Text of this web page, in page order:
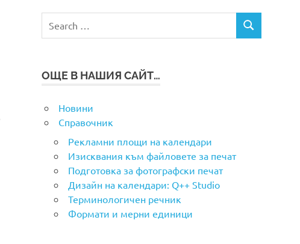
for:
SEARCH
ОЩЕ В НАШИЯ САЙТ…
Новини
Справочник
Рекламни площи на календари
Изисквания към файловете за печат
Подготовка за фотографски печат
Дизайн на календари: Q++ Studio
Терминологичен речник
Формати и мерни единици